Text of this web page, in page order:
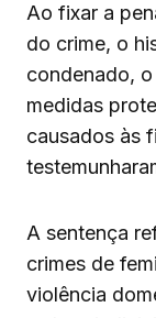
Ao fixar a
do crime, o
condenado,
medidas
causados às
A sentença
crimes de
violência